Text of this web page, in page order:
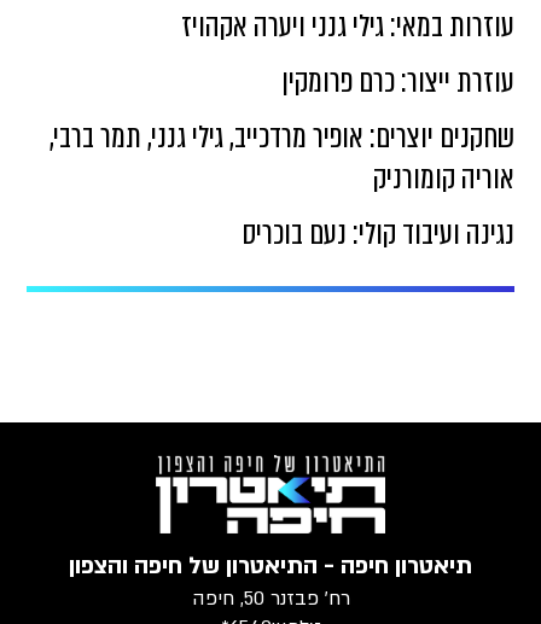
עוזרות במאי: גילי גנני ויערה אקהויז
עוזרת ייצור: כרם פרומקין
שחקנים יוצרים: אופיר מרדכייב, גילי גנני, תמר ברבי,
אוריה קומורניק
נגינה ועיבוד קולי: נעם בוכריס
תיאטרון חיפה - התיאטרון של חיפה והצפון
רח׳ פבזנר 50, חיפה